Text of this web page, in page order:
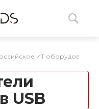
ИТ оборудование
USB